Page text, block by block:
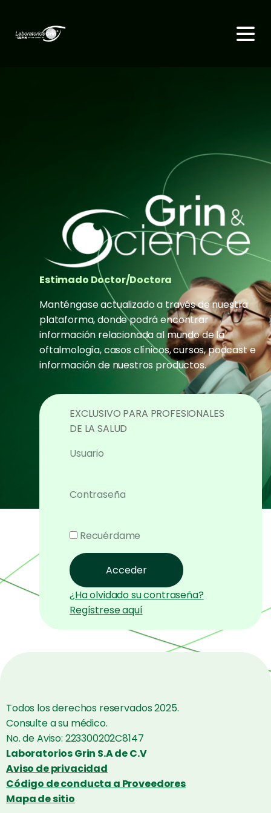
Estimado Doctor/Doctora
Manténgase actualizado a través de nuestra
plataforma, donde podrá encontrar
información relacionada al mundo de la
oftalmología, casos clínicos, cursos, podcast e
información de nuestros productos.
EXCLUSIVO PARA PROFESIONALES
DE LA SALUD
Usuario
Contraseña
Recuérdame
¿Ha olvidado su contraseña?
Regístrese aquí
Todos los derechos reservados 2025.
Consulte a su médico.
No. de Aviso: 223300202C8147
Laboratorios Grin S.A de C.V
Aviso de privacidad
Código de conducta a Proveedores
Mapa de sitio